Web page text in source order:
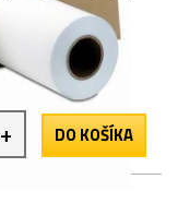
+ DO KOŠÍKA